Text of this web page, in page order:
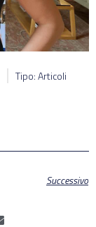
Tipo: Articoli
Successivo